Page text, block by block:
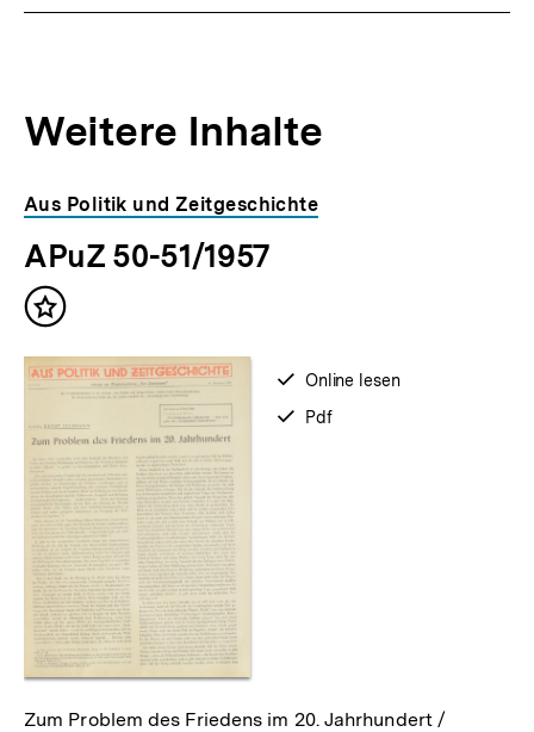
Weitere Inhalte
Inhaltskarousell
für
weitere
Inhalte
Inhaltskarussell
überspringen
Aus Politik und Zeitgeschichte
APuZ 50-51/1957
Inhalt
verfügbar
zum
Online lesen
verfügbar
Pdf
Zum Problem des Friedens im 20. Jahrhundert /